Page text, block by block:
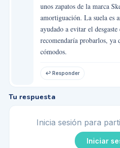
unos zapatos de la marca
amortiguación. La suela es
ayudado a evitar el
recomendaría probarlos, ya
cómodos.
↩ Responder
Tu respuesta
Inicia sesión para
Iniciar